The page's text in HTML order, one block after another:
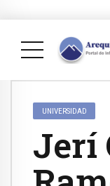
UNIVERSIDAD
Jerí